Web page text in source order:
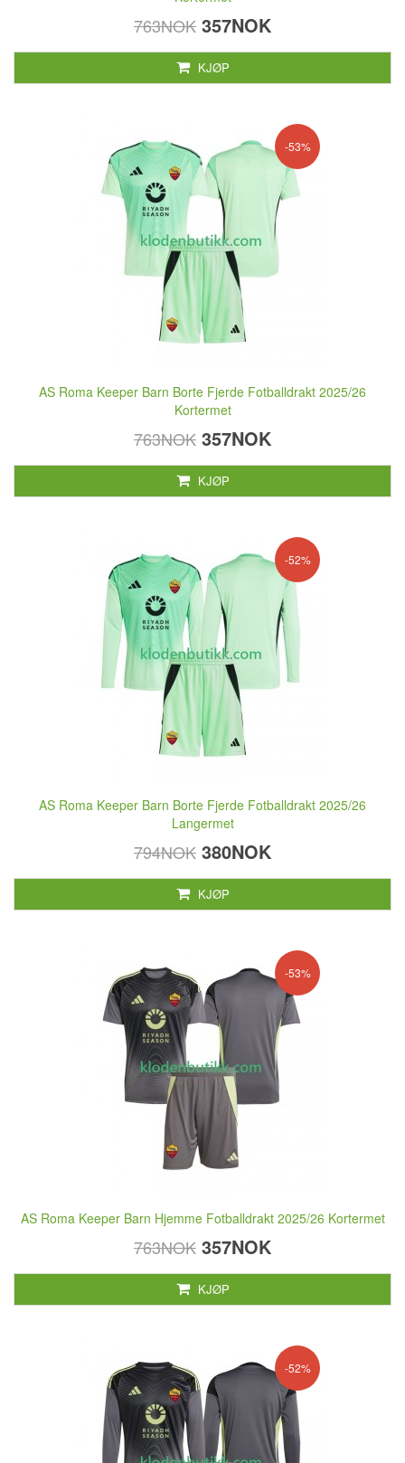
763NOK 357NOK
KJØP
-53%
AS Roma Keeper Barn Borte Fjerde Fotballdrakt 2025/26
Kortermet
763NOK 357NOK
KJØP
-52%
AS Roma Keeper Barn Borte Fjerde Fotballdrakt 2025/26
Langermet
794NOK 380NOK
KJØP
-53%
AS Roma Keeper Barn Hjemme Fotballdrakt 2025/26 Kortermet
763NOK 357NOK
KJØP
-52%